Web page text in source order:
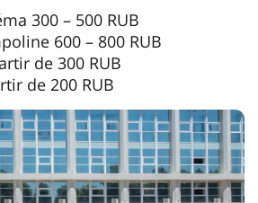
300 – 500 RUB
600 – 800 RUB
de 300 RUB
de 200 RUB